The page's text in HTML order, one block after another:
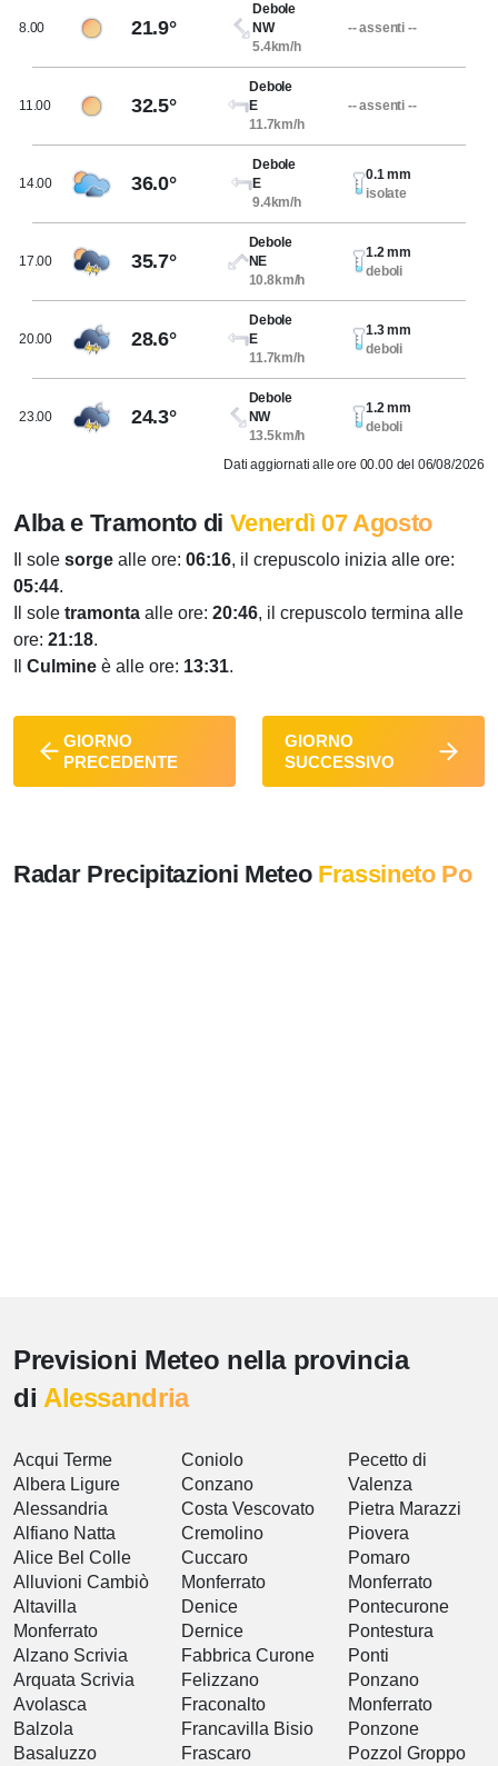
8.00 21.9°
Debole
NW
5.4km/h
-- assenti --
11.00 32.5°
Debole
E
11.7km/h
-- assenti --
14.00 36.0°
Debole
E
9.4km/h
0.1 mm
isolate
17.00 35.7°
Debole
NE
10.8km/h
1.2 mm
deboli
20.00 28.6°
Debole
E
11.7km/h
1.3 mm
deboli
23.00 24.3°
Debole
NW
13.5km/h
1.2 mm
deboli
Dati aggiornati alle ore 00.00 del 06/08/2026
Alba e Tramonto di Venerdì 07 Agosto
Il sole sorge alle ore: 06:16, il crepuscolo inizia alle ore:
05:44.
Il sole tramonta alle ore: 20:46, il crepuscolo termina alle
ore: 21:18.
Culmine è alle ore: 13:31.
GIORNO
PRECEDENTE
GIORNO
SUCCESSIVO
Radar Precipitazioni Meteo Frassineto Po
Previsioni Meteo nella provincia
di Alessandria
Acqui Terme
Albera Ligure
Alessandria
Alfiano Natta
Alice Bel Colle
Alluvioni Cambiò
Altavilla
Monferrato
Alzano Scrivia
Arquata Scrivia
Avolasca
Balzola
Basaluzzo
Coniolo
Conzano
Costa Vescovato
Cremolino
Cuccaro
Monferrato
Denice
Dernice
Fabbrica Curone
Felizzano
Fraconalto
Francavilla Bisio
Frascaro
Pecetto di
Valenza
Pietra Marazzi
Piovera
Pomaro
Monferrato
Pontecurone
Pontestura
Ponti
Ponzano
Monferrato
Ponzone
Pozzol Groppo